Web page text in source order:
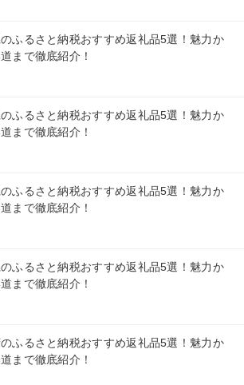
ふるさと納税おすすめ返礼品5選！魅力か
まで徹底紹介！
ふるさと納税おすすめ返礼品5選！魅力か
まで徹底紹介！
ふるさと納税おすすめ返礼品5選！魅力か
まで徹底紹介！
ふるさと納税おすすめ返礼品5選！魅力か
まで徹底紹介！
ふるさと納税おすすめ返礼品5選！魅力か
まで徹底紹介！